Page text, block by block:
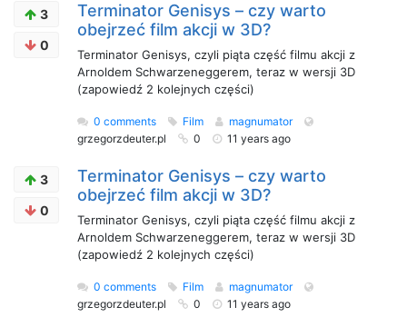
3
0
Terminator Genisys – czy warto
obejrzeć film akcji w 3D?
Terminator Genisys, czyli piąta część filmu akcji z
Arnoldem Schwarzeneggerem, teraz w wersji 3D
(zapowiedź 2 kolejnych części)
0 comments Film
magnumator
grzegorzdeuter.pl
0 11 years ago
3
0
Terminator Genisys – czy warto
obejrzeć film akcji w 3D?
Terminator Genisys, czyli piąta część filmu akcji z
Arnoldem Schwarzeneggerem, teraz w wersji 3D
(zapowiedź 2 kolejnych części)
0 comments Film
magnumator
grzegorzdeuter.pl
0 11 years ago